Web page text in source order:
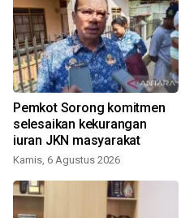
Pemkot Sorong komitmen
selesaikan kekurangan
iuran JKN masyarakat
Kamis, 6 Agustus 2026